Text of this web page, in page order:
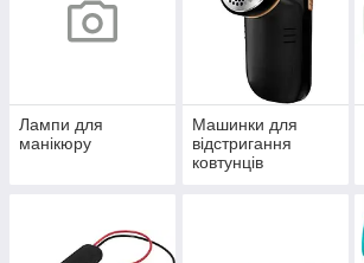
Лампи для
манікюру
Машинки для
відстригання
ковтунців